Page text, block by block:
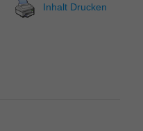
Inhalt Drucken